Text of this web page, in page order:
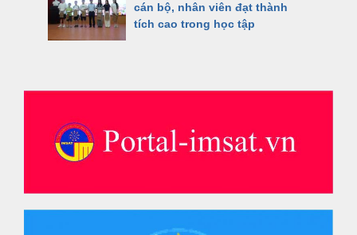
cán bộ, nhân viên đạt thành
tích cao trong học tập
giải pháp phá hỏa ban đầu
bằng nổ mìn trong lỗ khoan dài